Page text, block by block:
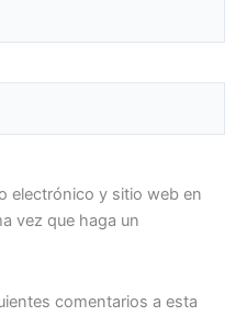
electrónico y sitio web en
vez que haga un
comentarios a esta